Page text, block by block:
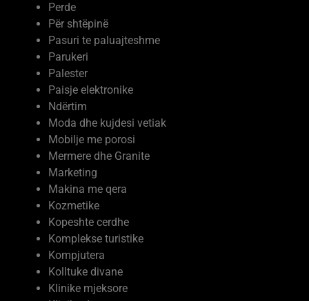
Perde
Për shtëpinë
Pasuri te paluajteshme
Parukeri
Palester
Paisje elektronike
Ndërtim
Moda dhe kujdesi vetiak
Mobilje me porosi
Mermere dhe Granite
Marketing
Makina me qera
Kozmetike
Kopeshte cerdhe
Komplekse turistike
Kompjutera
Kolltuke divane
Klinike mjeksore